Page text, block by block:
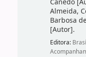
Canêdo
Almeida,
Barbosa
[Autor].
Editora: